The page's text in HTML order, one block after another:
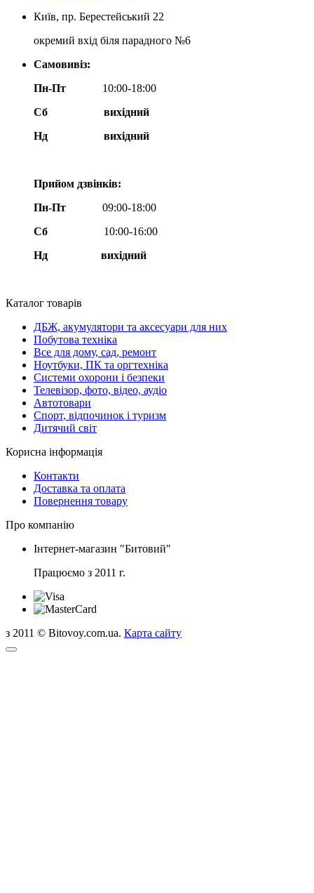
Київ, пр. Берестейський 22
окремий вхід біля парадного №6
Самовивіз:
Пн-Пт
10:00-18:00
Сб
вихідний
Нд
вихідний
Прийом дзвінків:
Пн-Пт
09:00-18:00
Сб
10:00-16:00
Нд вихідний
Каталог товарів
ДБЖ, акумулятори та аксесуари для них
Побутова техніка
Все для дому, сад, ремонт
Ноутбуки, ПК та оргтехніка
Системи охорони і безпеки
Телевізор, фото, відео, аудіо
Автотовари
Спорт, відпочинок і туризм
Дитячий світ
Корисна інформація
Контакти
Доставка та оплата
Повернення товару
Про компанію
Інтернет-магазин "Битовий"
Працюємо з 2011 г.
з 2011 © Bitovoy.com.ua. Карта сайту